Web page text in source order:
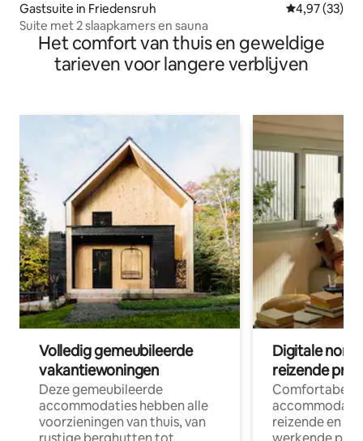
Gastsuite in Friedensruh Gemiddelde
4,97 (33)
Suite met 2 slaapkamers en sauna
Het comfort van thuis en geweldige
tarieven voor langere verblijven
Volledig gemeubileerde
vakantiewoningen
Deze gemeubileerde
accommodaties hebben alle
voorzieningen van thuis, van
Digitale
reizende
Comfortabele
reizende en